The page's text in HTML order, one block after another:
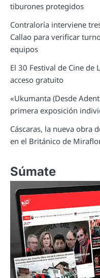
tiburones protegidos
Contraloría interviene
Callao para verificar
equipos
El 30 Festival de Cine de
acceso gratuito
«Ukumanta (Desde
primera exposición
Cáscaras, la nueva obra
en el Británico de
Súmate